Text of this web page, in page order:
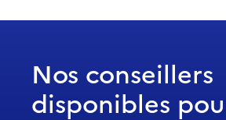
Nos conseillers
disponibles